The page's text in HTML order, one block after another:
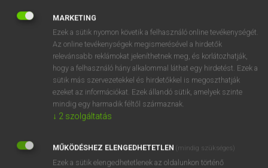
NINCS ELŐFIZETÉSED?
Nincs regisztrációm és előfizetésem. A szótár 2 órás,
díjmentes próbaverziójának elindításához regisztrálok és
belépek.
REGISZTRÁCIÓ
MARKETING
Ezek a sütik nyomon követik a felhasználó online tevékenységét.
Az online tevékenységek megismerésével a hirdetők
relevánsabb reklámokat jeleníthetnek meg, és korlátozhatják,
hogy a felhasználó hány alkalommal láthat egy hirdetést. Ezek a
sütik más szervezetekkel és hirdetőkkel is megoszthatják
ezeket az információkat. Ezek állandó sütik, amelyek szinte
mindig egy harmadik féltől származnak.
↓ 2 szolgáltatás
MŰKÖDÉSHEZ ELENGEDHETETLEN (mindig szükséges)
Ezek a sütik elengedhetetlenek az oldalunkon történő